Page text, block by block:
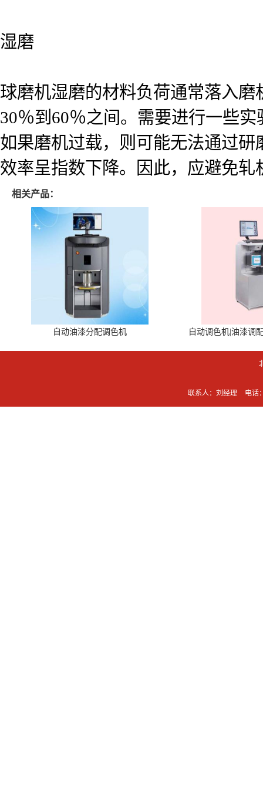
湿磨
球磨机湿磨的材料负荷通常落入
30％到60％之间。需要进行一些
如果磨机过载，则可能无法通过
效率呈指数下降。因此，应避免轧
相关产品：
自动油漆分配调色机 自动调色机|油漆调
联系人：刘经理 电话